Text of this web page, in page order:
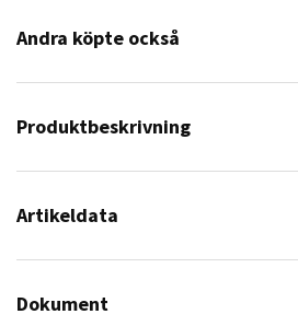
Andra köpte också
Produktbeskrivning
Artikeldata
Dokument